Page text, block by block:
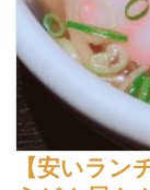
【安いラン